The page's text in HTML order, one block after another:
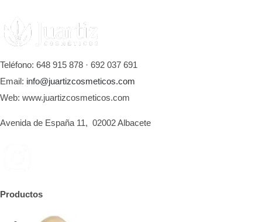
Teléfono: 648 915 878 · 692 037 691
Email: info@juartizcosmeticos.com
Web: www.juartizcosmeticos.com
Avenida de España 11, 02002 Albacete
Productos